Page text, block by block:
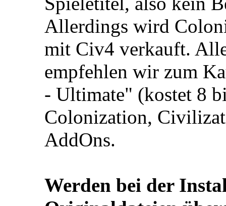
Allerdings wird
mit Civ4 verkauft.
empfehlen wir zum
- Ultimate" (kostet 8
Colonization,
AddOns.
Werden bei der